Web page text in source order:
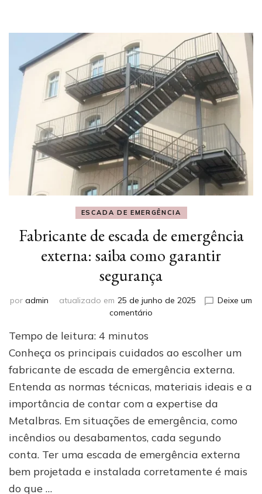
ESCADA DE EMERGÊNCIA
Fabricante de escada de emergência
externa: saiba como garantir
segurança
por admin atualizado em 25 de junho de 2025
Deixe um
comentário
escada
emergência
externa:
como
garantir
segurança
Tempo de leitura: 4 minutos
Conheça os principais cuidados ao escolher um
fabricante de escada de emergência externa.
Entenda as normas técnicas, materiais ideais e a
importância de contar com a expertise da
Metalbras. Em situações de emergência, como
incêndios ou desabamentos, cada segundo
conta. Ter uma escada de emergência externa
bem projetada e instalada corretamente é mais
do que …